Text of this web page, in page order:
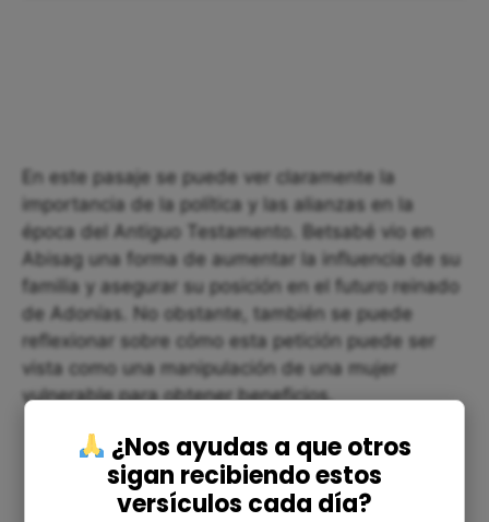
En este pasaje se puede ver claramente la
importancia de la política y las alianzas en la
época del Antiguo Testamento. Betsabé vio en
Abisag una forma de aumentar la influencia de su
familia y asegurar su posición en el futuro reinado
de Adonías. No obstante, también se puede
reflexionar sobre cómo esta petición puede ser
vista como una manipulación de una mujer
vulnerable para obtener beneficios.
¿Nos ayudas a que otros
sigan recibiendo estos
versículos cada día?